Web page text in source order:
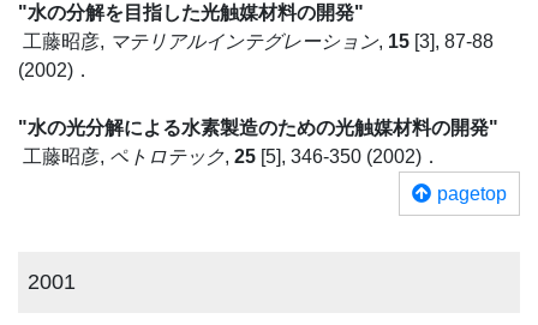
"水の分解を目指した光触媒材料の開発"
工藤昭彦, マテリアルインテグレーション, 15 [3], 87-88
(2002)．
"水の光分解による水素製造のための光触媒材料の開発"
工藤昭彦, ペトロテック, 25 [5], 346-350 (2002)．
pagetop
2001